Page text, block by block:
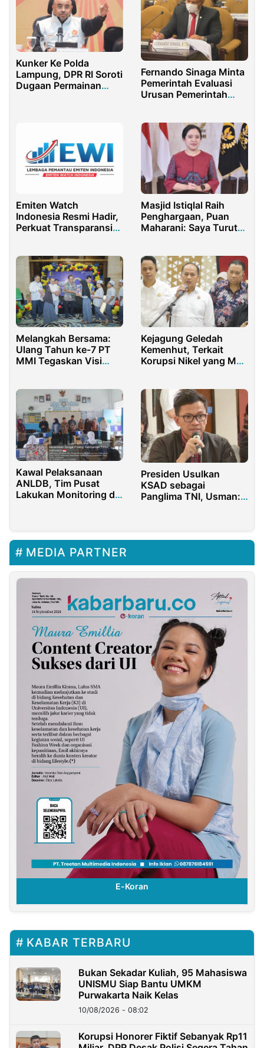
Kunker Ke Polda
Lampung, DPR RI Soroti
Dugaan Permainan
Fernando Sinaga Minta
Pemerintah Evaluasi
Urusan Pemerintah
Emiten Watch
Indonesia Resmi Hadir,
Perkuat Transparansi
Masjid Istiqlal Raih
Penghargaan, Puan
Maharani: Saya Turut
Melangkah Bersama:
Ulang Tahun ke-7 PT
MMI Tegaskan Visi
Kejagung Geledah
Kemenhut, Terkait
Korupsi Nikel yang Mati
Kawal Pelaksanaan
ANLDB, Tim Pusat
Lakukan Monitoring di
Presiden Usulkan
KSAD sebagai
Panglima TNI, Usman:
MEDIA PARTNER
E-Koran
KABAR TERBARU
Bukan Sekadar Kuliah, 95 Mahasiswa
UNISMU Siap Bantu UMKM
Purwakarta Naik Kelas
10/08/2026 - 08:02
Korupsi Honorer Fiktif Sebanyak Rp11